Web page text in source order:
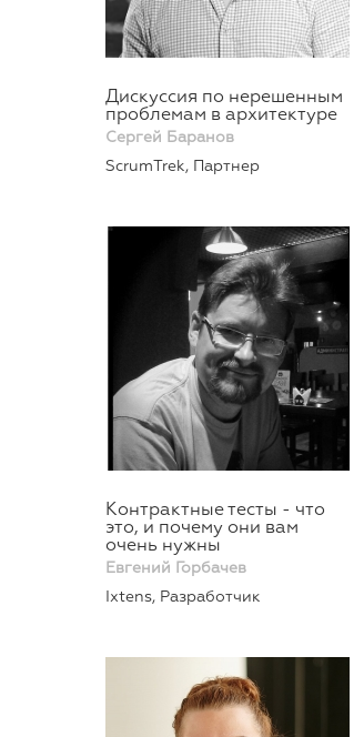
Дискуссия по нерешенным
проблемам в архитектуре
Сергей Баранов
ScrumTrek, Партнер
Контрактные тесты - что
это, и почему они вам
очень нужны
Евгений Горбачев
Ixtens, Разработчик